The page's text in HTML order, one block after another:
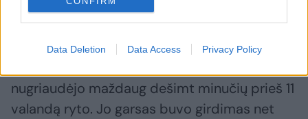
Data Deletion Data Access Privacy Policy
sandėlių.
nugriaudėjo maždaug dešimt minučių prieš 11
valandą ryto. Jo garsas buvo girdimas net